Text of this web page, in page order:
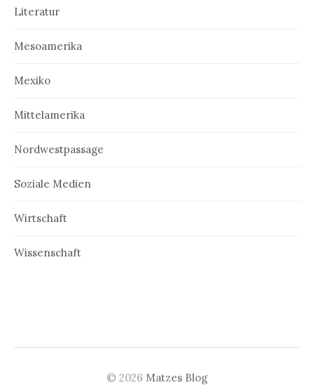
Literatur
Mesoamerika
Mexiko
Mittelamerika
Nordwestpassage
Soziale Medien
Wirtschaft
Wissenschaft
© 2026 Matzes Blog